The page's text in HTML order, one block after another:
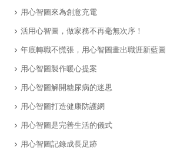
用心智圖來為創意充電
活用心智圖，做家務不再毫無次序！
年底轉職不慌張，用心智圖畫出職涯新藍圖
用心智圖製作暖心提案
用心智圖解開糖尿病的迷思
用心智圖打造健康防護網
用心智圖是完善生活的儀式
用心智圖記錄成長足跡